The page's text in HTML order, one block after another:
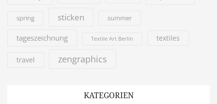
spring sticken summer
tageszeichnung Textile Art Berlin textiles
travel zengraphics
KATEGORIEN